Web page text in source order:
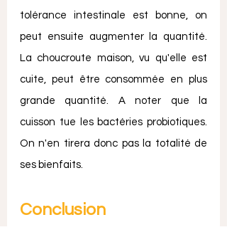
tolérance intestinale est bonne, on
peut ensuite augmenter la quantité.
La choucroute maison, vu qu'elle est
cuite, peut être consommée en plus
grande quantité. A noter que la
cuisson tue les bactéries probiotiques.
On n'en tirera donc pas la totalité de
ses bienfaits.
Conclusion